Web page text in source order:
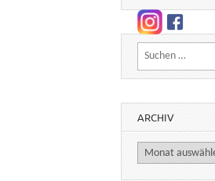
Suchen nach:
ARCHIV
Archiv